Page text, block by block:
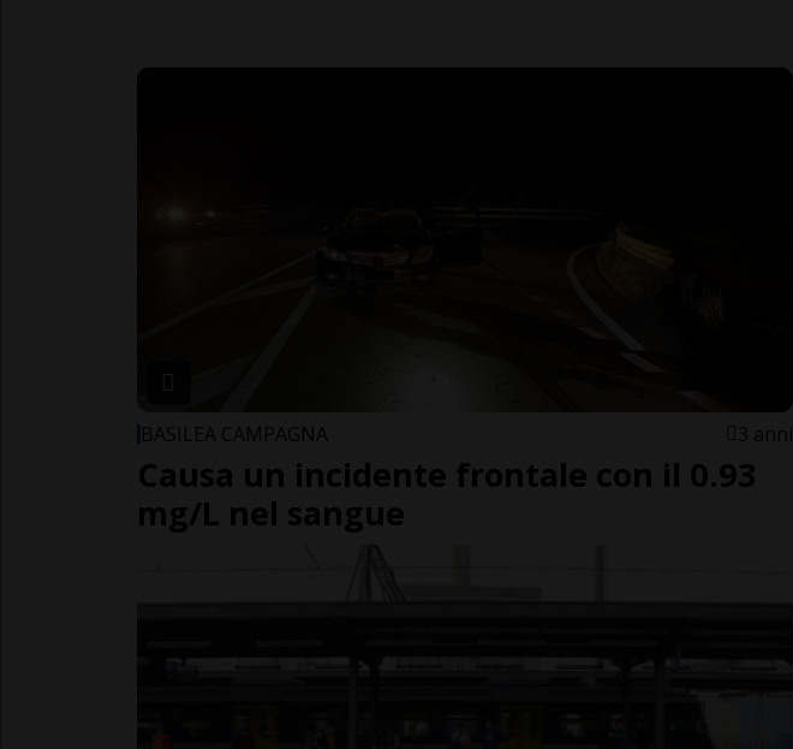
BASILEA CAMPAGNA 3 anni
Causa un incidente frontale con il 0.93
mg/L nel sangue